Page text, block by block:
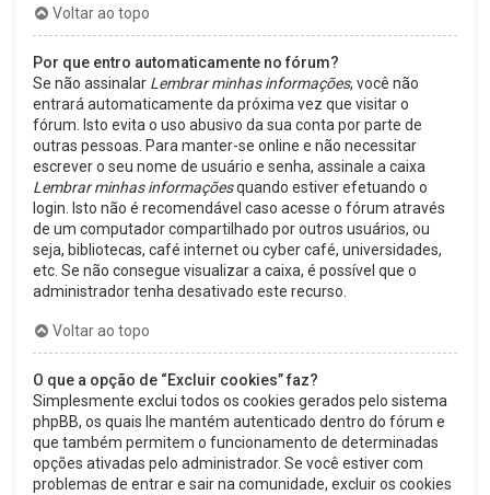
Voltar ao topo
Por que entro automaticamente no fórum?
Se não assinalar Lembrar minhas informações, você não
entrará automaticamente da próxima vez que visitar o
fórum. Isto evita o uso abusivo da sua conta por parte de
outras pessoas. Para manter-se online e não necessitar
escrever o seu nome de usuário e senha, assinale a caixa
Lembrar minhas informaçõesquando estiver efetuando o
login. Isto não é recomendável caso acesse o fórum através
de um computador compartilhado por outros usuários, ou
seja, bibliotecas, café internet ou cyber café, universidades,
etc. Se não consegue visualizar a caixa, é possível que o
administrador tenha desativado este recurso.
Voltar ao topo
O que a opção de “Excluir cookies” faz?
Simplesmente exclui todos os cookies gerados pelo sistema
phpBB, os quais lhe mantém autenticado dentro do fórum e
que também permitem o funcionamento de determinadas
opções ativadas pelo administrador. Se você estiver com
problemas de entrar e sair na comunidade, excluir os cookies